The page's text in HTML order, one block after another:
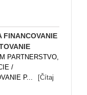
FINANCOVANIE
PARTNERSTVO,
/
P...
[Čítaj